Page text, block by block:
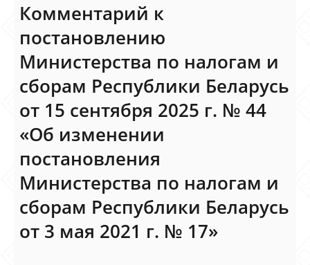
Комментарий к
постановлению
Министерства по налогам и
сборам Республики Беларусь
от 15 сентября 2025 г. № 44
«Об изменении
постановления
Министерства по налогам и
сборам Республики Беларусь
от 3 мая 2021 г. № 17»